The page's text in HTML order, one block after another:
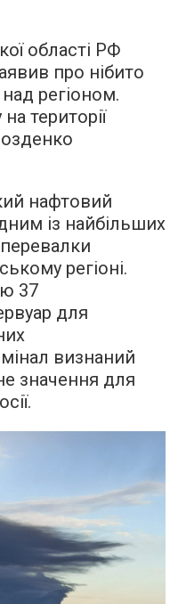
області РФ
про нібито
регіоном.
території
нафтовий
із найбільших
регіоні.
37
для
визнаний
значення для